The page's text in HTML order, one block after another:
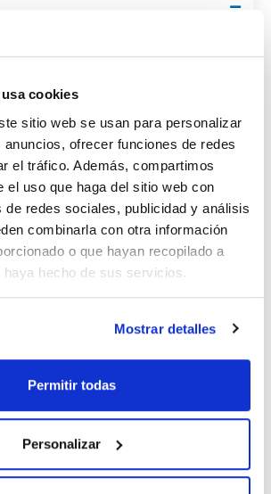
cookies
sitio web se usan para personalizar
ofrecer funciones de redes
el tráfico. Además, compartimos
el uso que haga del sitio web con
de redes sociales, publicidad y análisis
combinarla con otra información
o que hayan recopilado a
haya hecho de sus servicios.
Mostrar detalles
Permitir todas
Personalizar
Ampoule
Volumen
1 mL
CAS
[33146-45-1]
Envase
Precio
Ampoule 1 mL
CAS
[33146-45-1]
Envase